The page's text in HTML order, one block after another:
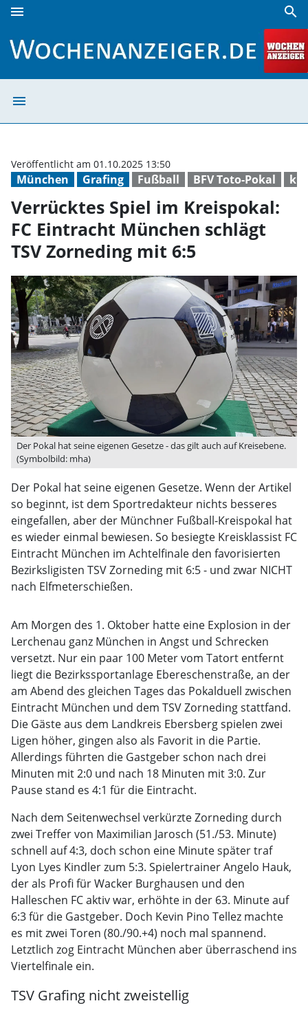
menu search
menu
München Grafing Fußball BFV Toto-Pokal
Veröffentlicht am 01.10.2025 13:50
Verrücktes Spiel im Kreispokal:
FC Eintracht München schlägt
TSV Zorneding mit 6:5
Der Pokal hat seine eigenen Gesetze - das gilt auch auf Kreisebene.
(Symbolbild: mha)
Der Pokal hat seine eigenen Gesetze. Wenn der Artikel
so beginnt, ist dem Sportredakteur nichts besseres
eingefallen, aber der Münchner Fußball-Kreispokal hat
es wieder einmal bewiesen. So besiegte Kreisklassist FC
Eintracht München im Achtelfinale den favorisierten
Bezirksligisten TSV Zorneding mit 6:5 - und zwar NICHT
nach Elfmeterschießen.
Am Morgen des 1. Oktober hatte eine Explosion in der
Lerchenau ganz München in Angst und Schrecken
versetzt. Nur ein paar 100 Meter vom Tatort entfernt
liegt die Bezirkssportanlage Ebereschenstraße, an der
am Abend des gleichen Tages das Pokalduell zwischen
Eintracht München und dem TSV Zorneding stattfand.
Die Gäste aus dem Landkreis Ebersberg spielen zwei
Ligen höher, gingen also als Favorit in die Partie.
Allerdings führten die Gastgeber schon nach drei
Minuten mit 2:0 und nach 18 Minuten mit 3:0. Zur
Pause stand es 4:1 für die Eintracht.
Nach dem Seitenwechsel verkürzte Zorneding durch
zwei Treffer von Maximilian Jarosch (51./53. Minute)
schnell auf 4:3, doch schon eine Minute später traf
Lyon Lyes Kindler zum 5:3. Spielertrainer Angelo Hauk,
der als Profi für Wacker Burghausen und den
Halleschen FC aktiv war, erhöhte in der 63. Minute auf
6:3 für die Gastgeber. Doch Kevin Pino Tellez machte
es mit zwei Toren (80./90.+4) noch mal spannend.
Letztlich zog Eintracht München aber überraschend ins
Viertelfinale ein.
TSV Grafing nicht zweistellig